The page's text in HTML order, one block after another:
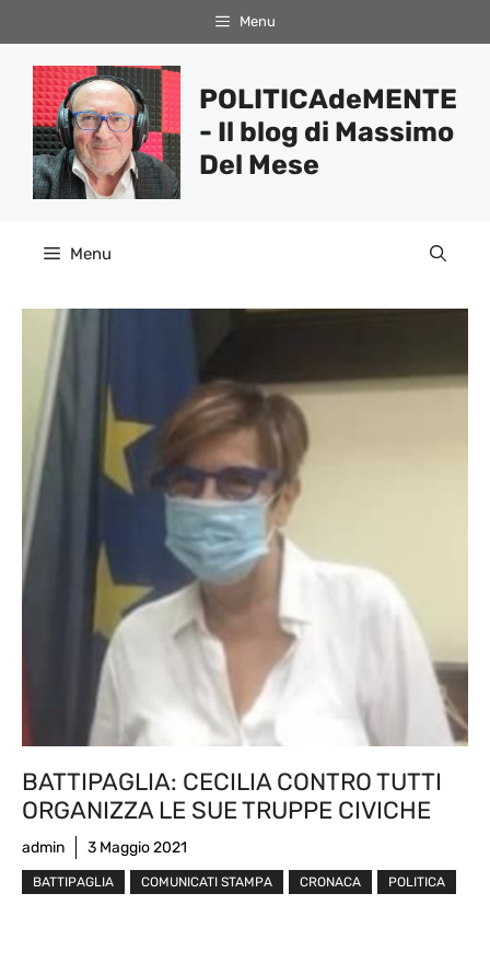
al
contenuto
Menu
POLITICAdeMENTE
- Il blog di Massimo
Del Mese
Menu
BATTIPAGLIA: CECILIA CONTRO TUTTI
ORGANIZZA LE SUE TRUPPE CIVICHE
admin 3 Maggio 2021
BATTIPAGLIA COMUNICATI STAMPA CRONACA POLITICA